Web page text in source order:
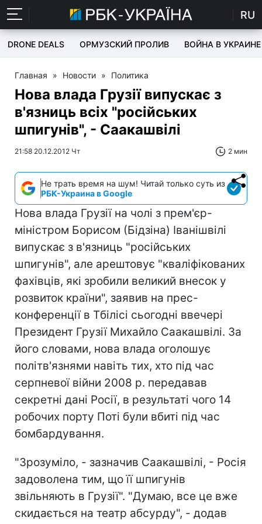
RU
DRONE DEALS ОРМУЗСКИЙ ПРОЛИВ ВОЙНА В УКРАИНЕ
Главная » Новости » Политика
Нова влада Грузії випускає з
в'язниць всіх "російських
шпигунів", - Саакашвілі
21:58 20.12.2012 Чт 2 мин
Не трать время на шум! Читай только суть из
РБК-Украина в Google
Нова влада Грузії на чолі з прем'єр-
міністром Борисом (Бідзіна) Іванішвілі
випускає з в'язниць "російських
шпигунів", але арештовує "кваліфікованих
фахівців, які зробили великий внесок у
розвиток країни", заявив на прес-
конференції в Тбілісі сьогодні ввечері
Президент Грузії Михайло Саакашвілі. За
його словами, нова влада оголошує
політв'язнями навіть тих, хто під час
серпневої війни 2008 р. передавав
секретні дані Росії, в результаті чого 14
робочих порту Поті були вбиті під час
бомбардування.
"Зрозуміло, - зазначив Саакашвілі, - Росія
задоволена тим, що її шпигунів
звільняють в Грузії". "Думаю, все це вже
скидається на театр абсурду", - додав